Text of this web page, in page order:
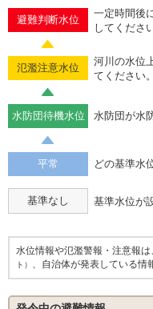
避難判断水位
一定時間後
してくださ
氾濫注意水位
河川の水位
てください。
水防団待機水位 水防団が水
平常 どの基準水
基準なし 基準水位が
水位情報や氾濫警報・注意報は
ト） 、自治体が発表している情